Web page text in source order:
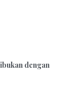
dengan